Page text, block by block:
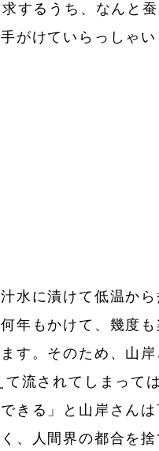
するうち、なんと
がけていらっしゃい
水に漬けて低温か
年もかけて、幾度
す。そのため、山
流されてしまって
きる」と山岸さんは
、人間界の都合を